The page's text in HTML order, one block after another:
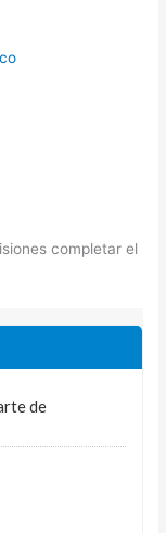
completar el